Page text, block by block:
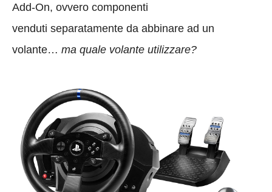
Add-On, ovvero componenti
venduti separatamente da abbinare ad un
volante… ma quale volante utilizzare?